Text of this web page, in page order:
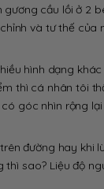
cầu lồi ở 2
và tư thế của
hình dạng
thì cá nhân tôi
góc nhìn rộng
đường hay khi
sao? Liệu độ